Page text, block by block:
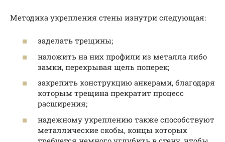
Методика укрепления стены изнутри следующая:
заделать трещины;
наложить на них профили из металла либо
замки, перекрывая щель поперек;
закрепить конструкцию анкерами, благодаря
которым трещина прекратит процесс
расширения;
надежному укреплению также способствуют
металлические скобы, концы которых